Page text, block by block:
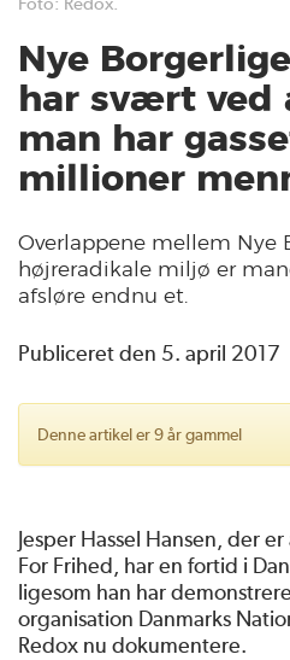
Nye
har svært ved
man har
millioner
Overlappene mellem Nye
højreradikale miljø er
afsløre endnu et.
Publiceret den 5. april 2017
Denne artikel er 9 år gammel
Jesper Hassel Hansen, der
For Frihed, har en fortid i
ligesom han har
organisation Danmarks
Redox nu dokumentere.